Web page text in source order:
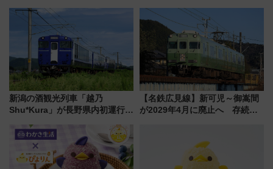
帰りお出かけ最新情報（2026年
7月17日～開催）
新潟の酒観光列車「越乃
Shu*Kura」が長野県内初運行！
別企画
【名鉄広見線】新可児～御嵩間
が2029年4月に廃止へ 存続協